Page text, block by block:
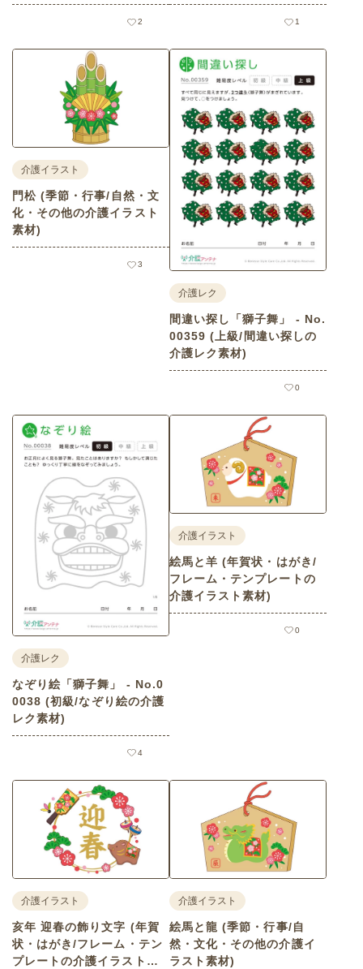
2 1
介護イラスト
門松 (季節・行事/自然・文
化・その他の介護イラスト
素材)
3
介護レク
間違い探し「獅子舞」 - No.
00359 (上級/間違い探しの
介護レク素材)
0
介護レク
なぞり絵「獅子舞」 - No.0
0038 (初級/なぞり絵の介護
レク素材)
4
介護イラスト
絵馬と羊 (年賀状・はがき/
フレーム・テンプレートの
介護イラスト素材)
0
介護イラスト
亥年 迎春の飾り文字 (年賀
状・はがき/フレーム・テン
プレートの介護イラスト素
介護イラスト
絵馬と龍 (季節・行事/自
然・文化・その他の介護イ
ラスト素材)